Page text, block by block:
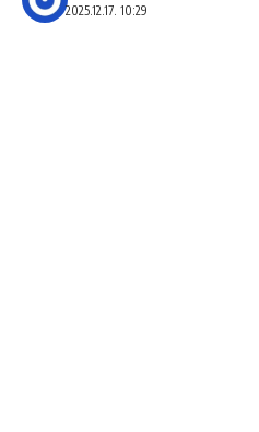
2025.12.17. 10:29